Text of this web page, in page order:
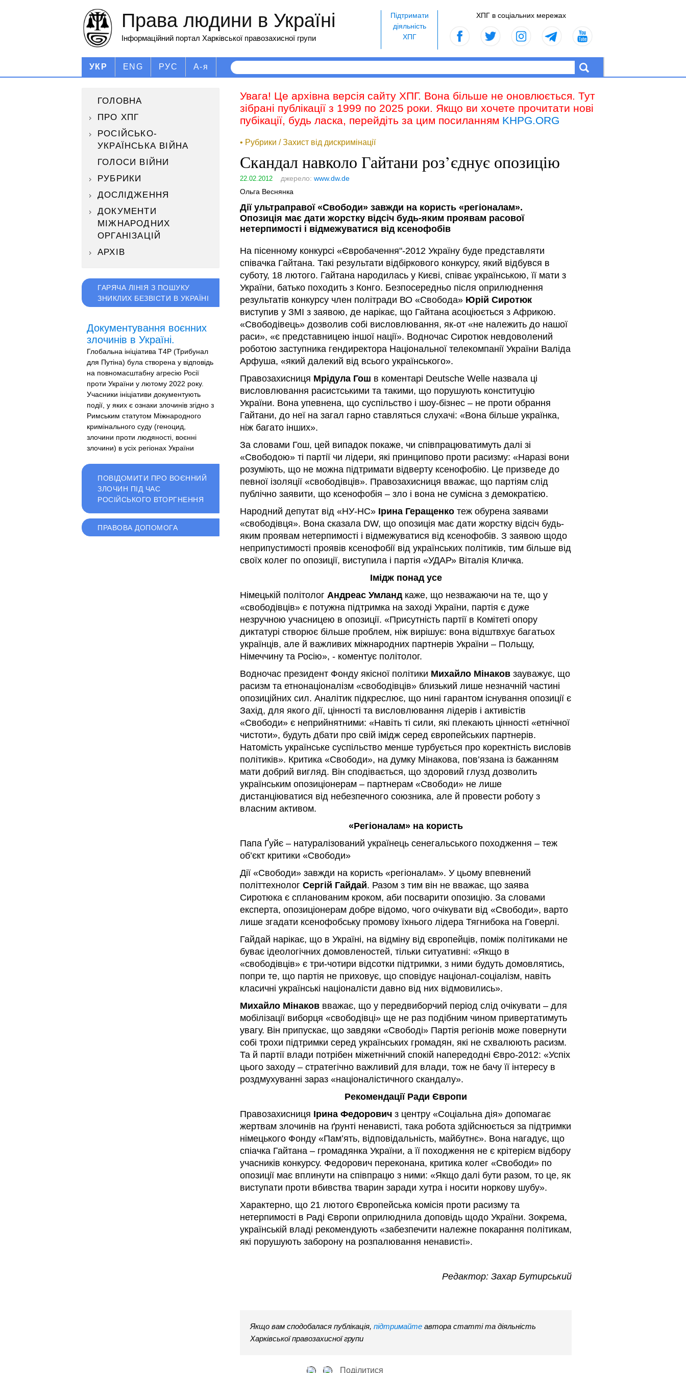
ХПГ в соціальних мережах
Підтримати
діяльність
ХПГ
Права людини в Україні
Інформаційний портал Харківської правозахисної групи
УКР ENG РУС А-я
ГОЛОВНА
ПРО ХПГ
РОСІЙСЬКО-
УКРАЇНСЬКА ВІЙНА
ГОЛОСИ ВІЙНИ
РУБРИКИ
ДОСЛІДЖЕННЯ
ДОКУМЕНТИ
МІЖНАРОДНИХ
ОРГАНІЗАЦІЙ
АРХІВ
ГАРЯЧА ЛІНІЯ З ПОШУКУ
ЗНИКЛИХ БЕЗВІСТИ В УКРАЇНІ
Документування воєнних
злочинів в Україні.
Глобальна ініціатива T4P (Трибунал
для Путіна) була створена у відповідь
на повномасштабну агресію Росії
проти України у лютому 2022 року.
Учасники ініціативи документують
події, у яких є ознаки злочинів згідно з
Римським статутом Міжнародного
кримінального суду (геноцид,
злочини проти людяності, воєнні
злочини) в усіх регіонах України
ПОВІДОМИТИ ПРО ВОЄННИЙ
ЗЛОЧИН ПІД ЧАС
РОСІЙСЬКОГО ВТОРГНЕННЯ
ПРАВОВА ДОПОМОГА
Увага! Це архівна версія сайту ХПГ. Вона більше не оновлюється. Тут
зібрані публікації з 1999 по 2025 роки. Якщо ви хочете прочитати нові
пубікації, будь ласка, перейдіть за цим посиланням KHPG.ORG
• Рубрики / Захист від дискримінації
Скандал навколо Гайтани роз’єднує опозицію
22.02.2012 джерело: www.dw.de
Ольга Веснянка
Дії ультраправої «Свободи» завжди на користь «регіоналам».
Опозиція має дати жорстку відсіч будь-яким проявам расової
нетерпимості і відмежуватися від ксенофобів
На пісенному конкурсі «Євробачення"-2012 Україну буде представляти
співачка Гайтана. Такі результати відбіркового конкурсу, який відбувся в
суботу, 18 лютого. Гайтана народилась у Києві, співає українською, її мати з
України, батько походить з Конго. Безпосередньо після оприлюднення
результатів конкурсу член політради ВО «Свобода» Юрій Сиротюк
виступив у ЗМІ з заявою, де нарікає, що Гайтана асоціюється з Африкою.
«Свободівець» дозволив собі висловлювання, як-от «не належить до нашої
раси», «є представницею іншої нації». Водночас Сиротюк невдоволений
роботою заступника гендиректора Національної телекомпанії України Валіда
Арфуша, «який далекий від всього українського».
Правозахисниця Мрідула Гош в коментарі Deutsche Welle назвала ці
висловлювання расистськими та такими, що порушують конституцію
України. Вона упевнена, що суспільство і шоу-бізнес – не проти обрання
Гайтани, до неї на загал гарно ставляться слухачі: «Вона більше українка,
ніж багато інших».
За словами Гош, цей випадок покаже, чи співпрацюватимуть далі зі
«Свободою» ті партії чи лідери, які принципово проти расизму: «Наразі вони
розуміють, що не можна підтримати відверту ксенофобію. Це призведе до
певної ізоляції «свободівців». Правозахисниця вважає, що партіям слід
публічно заявити, що ксенофобія – зло і вона не сумісна з демократією.
Народний депутат від «НУ-НС» Ірина Геращенко теж обурена заявами
«свободівця». Вона сказала DW, що опозиція має дати жорстку відсіч будь-
яким проявам нетерпимості і відмежуватися від ксенофобів. З заявою щодо
неприпустимості проявів ксенофобії від українських політиків, тим більше від
своїх колег по опозиції, виступила і партія «УДАР» Віталія Кличка.
Імідж понад усе
Німецькій політолог Андреас Умландкаже, що незважаючи на те, що у
«свободівців» є потужна підтримка на заході України, партія є дуже
незручною учасницею в опозиції. «Присутність партії в Комітеті опору
диктатурі створює більше проблем, ніж вирішує: вона відштвхує багатьох
українців, але й важливих міжнародних партнерів України – Польщу,
Німеччину та Росію», - коментує політолог.
Водночас президент Фонду якісної політики Михайло Мінаков зауважує, що
расизм та етнонаціоналізм «свободівців» близький лише незначній частині
опозиційних сил. Аналітик підкреслює, що нині гарантом існування опозиції є
Захід, для якого дії, цінності та висловлювання лідерів і активістів
«Свободи» є неприйнятними: «Навіть ті сили, які плекають цінності «етнічної
чистоти», будуть дбати про свій імідж серед європейських партнерів.
Натомість українське суспільство менше турбується про коректність висловів
політиків». Критика «Свободи», на думку Мінакова, пов’язана із бажанням
мати добрий вигляд. Він сподівається, що здоровий глузд дозволить
українським опозиціонерам – партнерам «Свободи» не лише
дистанціюватися від небезпечного союзника, але й провести роботу з
власним активом.
«Регіоналам» на користь
Папа Ґуйє – натуралізований українець сенегальського походження – теж
об’єкт критики «Свободи»
Дії «Свободи» завжди на користь «регіоналам». У цьому впевнений
політтехнолог Сергій Гайдай. Разом з тим він не вважає, що заява
Сиротюка є спланованим кроком, аби посварити опозицію. За словами
експерта, опозиціонерам добре відомо, чого очікувати від «Свободи», варто
лише згадати ксенофобську промову їхнього лідера Тягнибока на Говерлі.
Гайдай нарікає, що в Україні, на відміну від європейців, поміж політиками не
буває ідеологічних домовленостей, тільки ситуативні: «Якщо в
«свободівців» є три-чотири відсотки підтримки, з ними будуть домовлятись,
попри те, що партія не приховує, що сповідує націонал-соціалізм, навіть
класичні українські націоналісти давно від них відмовились».
Михайло Мінаков вважає, що у передвиборчий період слід очікувати – для
мобілізації виборця «свободівці» ще не раз подібним чином привертатимуть
увагу. Він припускає, що завдяки «Свободі» Партія регіонів може повернути
собі трохи підтримки серед українських громадян, які не схвалюють расизм.
Та й партії влади потрібен міжетнічний спокій напередодні Євро-2012: «Успіх
цього заходу – стратегічно важливий для влади, тож не бачу її інтересу в
роздмухуванні зараз «націоналістичного скандалу».
Рекомендації Ради Європи
Правозахисниця Ірина Федорович з центру «Соціальна дія» допомагає
жертвам злочинів на ґрунті ненависті, така робота здійснюється за підтримки
німецького Фонду «Пам’ять, відповідальність, майбутнє». Вона нагадує, що
спіачка Гайтана – громадянка України, а її походження не є крітерієм відбору
учасників конкурсу. Федорович переконана, критика колег «Свободи» по
опозиції має вплинути на співпрацю з ними: «Якщо далі бути разом, то це, як
виступати проти вбивства тварин заради хутра і носити норкову шубу».
Характерно, що 21 лютого Європейська комісія проти расизму та
нетерпимості в Раді Європи оприлюднила доповідь щодо України. Зокрема,
українській владі рекомендують «забезпечити належне покарання політикам,
які порушують заборону на розпалювання ненависті».
Редактор: Захар Бутирський
Якщо вам сподобалася публікація, підтримайте автора статті та діяльність
Харківської правозахисної групи
Поділитися